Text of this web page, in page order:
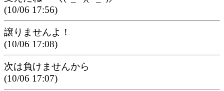
(10/06 17:56)
譲りませんよ！
(10/06 17:08)
次は負けませんから
(10/06 17:07)